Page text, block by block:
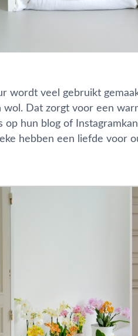
wordt veel gebruikt
wol. Dat zorgt voor een
op hun blog of
hebben een liefde voor